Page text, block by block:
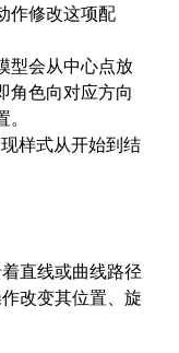
作修改这项配
型会从中心点放
角色向对应方向
样式从开始到结
直线或曲线路径
改变其位置、旋